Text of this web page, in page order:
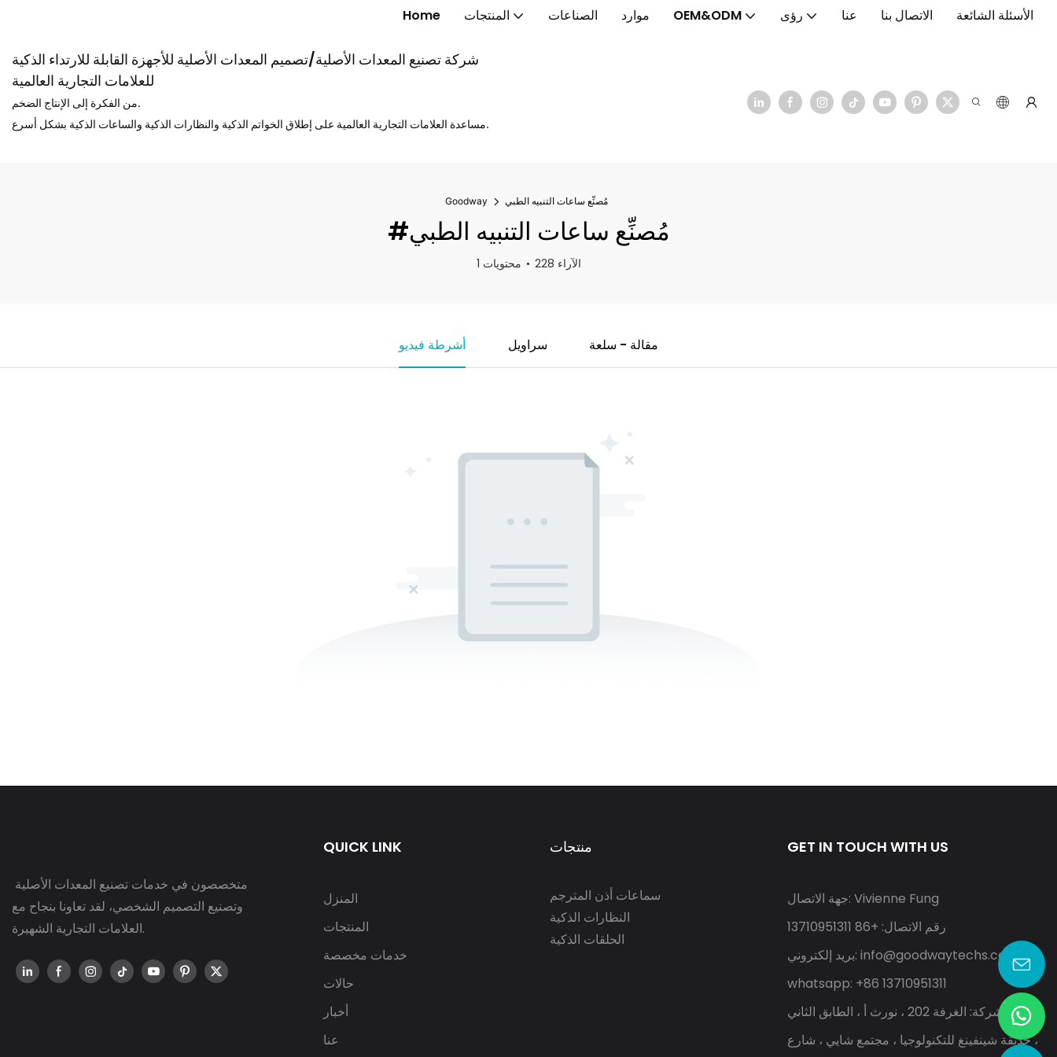
Home المنتجات الصناعات موارد OEM&ODM رؤى عنا الاتصال بنا الأسئلة الشائعة
شركة تصنيع المعدات الأصلية/تصميم المعدات الأصلية للأجهزة القابلة للارتداء الذكية
للعلامات التجارية العالمية
من الفكرة إلى الإنتاج الضخم.
مساعدة العلامات التجارية العالمية على إطلاق الخواتم الذكية والنظارات الذكية والساعات الذكية بشكل أسرع.
Goodway مُصنِّع ساعات التنبيه الطبي
#مُصنِّع ساعات التنبيه الطبي
1 محتويات 228 الآراء
أشرطة فيديو سراويل مقالة - سلعة
وتصنيع التصميم الشخصي، لقد تعاونا بنجاح مع
العلامات التجارية الشهيرة.
QUICK LINK
المنزل
المنتجات
خدمات مخصصة
حالات
أخبار
عنا
منتجات
سماعات أذن المترجم
النظارات الذكية
الحلقات الذكية
GET IN TOUCH WITH US
جهة الاتصال: Vivienne Fung
رقم الاتصال: +86 13710951311
بريد إلكتروني: info@goodwaytechs.com
whatsapp: +86 13710951311
عنوان الشركة: الغرفة 202 ، نورث أ ، الطابق الثاني
، حديقة شينفينغ للتكنولوجيا ، مجتمع شايي ، شارع